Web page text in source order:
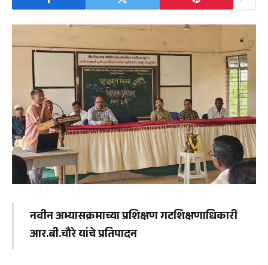
नवीन अभ्यासक्रमाच्या प्रशिक्षण गटशिक्षणाधिकारी
आर.बी.चौरे यांचे प्रतिपादन